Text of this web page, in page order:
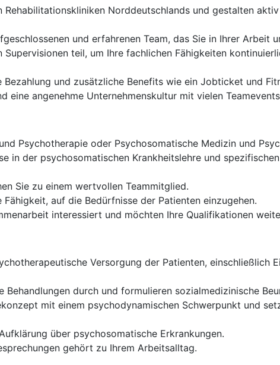
Rehabilitationskliniken Norddeutschlands und gestalten
und erfahrenen Team, das Sie in Ihrer Arbeit
Supervisionen teil, um Ihre fachlichen Fähigkeiten
Bezahlung und zusätzliche Benefits wie ein Jobticket und
eine angenehme Unternehmenskultur mit vielen
Psychotherapie oder Psychosomatische Medizin und
in der psychosomatischen Krankheitslehre und spezifischen
Sie zu einem wertvollen Teammitglied.
auf die Bedürfnisse der Patienten einzugehen.
interessiert und möchten Ihre Qualifikationen
Versorgung der Patienten, einschließlich
Behandlungen durch und formulieren sozialmedizinische
mit einem psychodynamischen Schwerpunkt und
über psychosomatische Erkrankungen.
gehört zu Ihrem Arbeitsalltag.